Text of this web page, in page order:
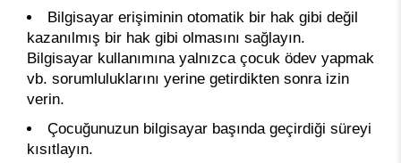
Bilgisayar erişiminin otomatik bir hak gibi değil
kazanılmış bir hak gibi olmasını sağlayın.
Bilgisayar kullanımına yalnızca çocuk ödev yapmak
vb. sorumluluklarını yerine getirdikten sonra izin
verin.
Çocuğunuzun bilgisayar başında geçirdiği süreyi
kısıtlayın.